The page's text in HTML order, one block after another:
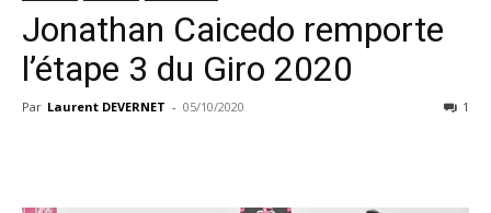
Jonathan Caicedo remporte
l’étape 3 du Giro 2020
Par Laurent DEVERNET - 05/10/2020 1